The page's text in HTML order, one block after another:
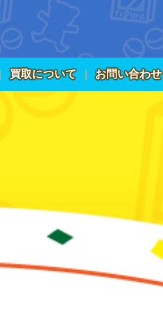
買取について お問い合わせ